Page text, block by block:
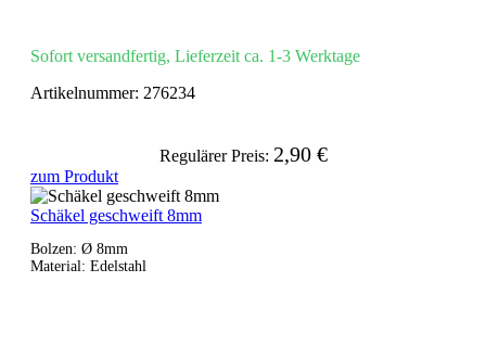
Sofort versandfertig, Lieferzeit ca. 1-3 Werktage
Artikelnummer: 276234
Regulärer Preis: 2,90 €
zum Produkt
Schäkel geschweift 8mm
Bolzen: Ø 8mm
Material: Edelstahl